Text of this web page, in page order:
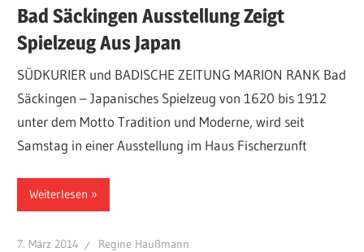
Bad Säckingen Ausstellung Zeigt
Spielzeug Aus Japan
SÜDKURIER und BADISCHE ZEITUNG MARION RANK Bad
Säckingen – Japanisches Spielzeug von 1620 bis 1912
unter dem Motto Tradition und Moderne, wird seit
Samstag in einer Ausstellung im Haus Fischerzunft
Weiterlesen
7. März 2014 Regine Haußmann